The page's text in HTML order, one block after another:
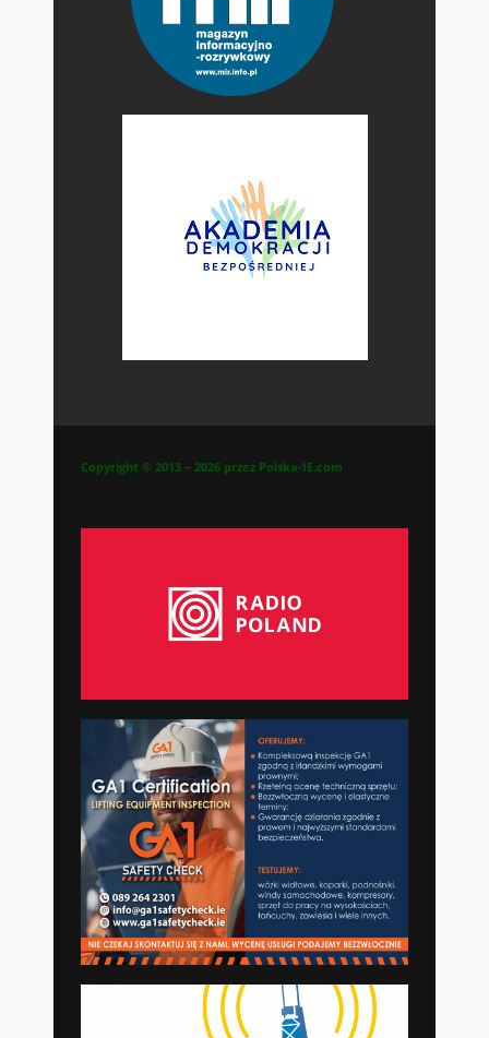
Copyright © 2013 – 2026 przez Polska-IE.com